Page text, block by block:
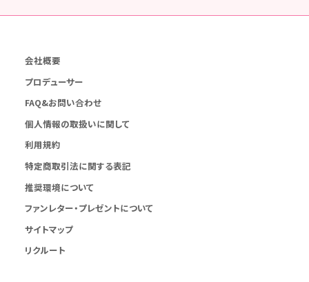
会社概要
プロデューサー
FAQ&お問い合わせ
個人情報の取扱いに関して
利用規約
特定商取引法に関する表記
推奨環境について
ファンレター・プレゼントについて
サイトマップ
リクルート